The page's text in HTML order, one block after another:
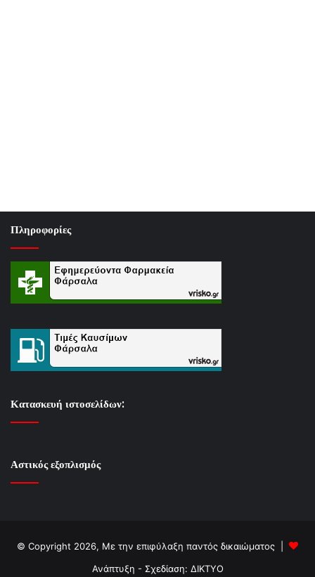
Πληροφορίες
Κατασκευή ιστοσελίδων:
Αστικός εξοπλισμός
© Copyright 2026, Με την επιφύλαξη παντός δικαιώματος |
Ανάπτυξη - Σχεδίαση: ΔΙΚΤΥΟ